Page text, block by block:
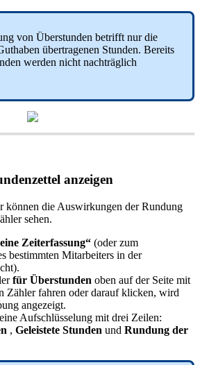
von Überstunden betrifft nur die
übertragenen Stunden. Bereits
werden nicht nachträglich
anzeigen
können die Auswirkungen der Rundung
ähler sehen.
Zeiterfassung“ (oder zum
bestimmten Mitarbeiters in der
).
für Überstunden oben auf der Seite mit
Zähler fahren oder darauf klicken, wird
angezeigt.
eine Aufschlüsselung mit drei Zeilen:
, Geleistete Stunden und Rundung der